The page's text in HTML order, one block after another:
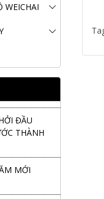
WEICHAI
Cơ Weichai
29
ĐẦU
THÀNH
MỚI